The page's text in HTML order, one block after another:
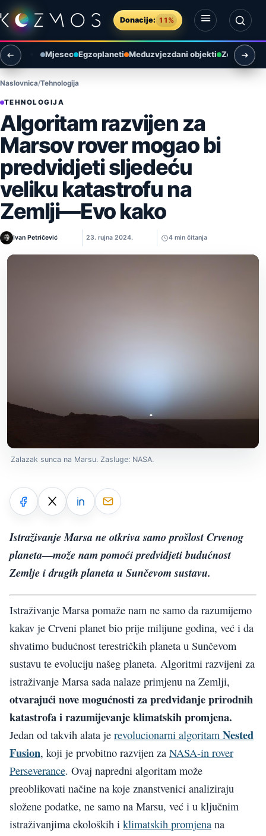
Preskoči na sadržaj
Donacije: 11%
Otvori izbornik
Otvori pretragu
Mjesec Egzoplaneti Međuzvjezdani objekti Zemlja i
Naslovnica Tehnologija
TEHNOLOGIJA
Algoritam razvijen za
Marsov rover mogao bi
predvidjeti sljedeću
veliku katastrofu na
Zemlji—Evo kako
Ivan Petričević 23. rujna 2024. 4 min čitanja
Zalazak sunca na Marsu. Zasluge: NASA.
Istraživanje Marsa ne otkriva samo prošlost Crvenog
planeta—može nam pomoći predvidjeti budućnost
Zemlje i drugih planeta u Sunčevom sustavu.
Istraživanje Marsa pomaže nam ne samo da razumijemo
kakav je Crveni planet bio prije milijune godina, već i da
shvatimo budućnost terestričkih planeta u Sunčevom
sustavu te evoluciju našeg planeta. Algoritmi razvijeni za
istraživanje Marsa sada nalaze primjenu na Zemlji,
otvarajući nove mogućnosti za predviđanje prirodnih
katastrofa i razumijevanje klimatskih promjena.
Jedan od takvih alata je revolucionarni algoritam Nested
Fusion, koji je prvobitno razvijen za NASA-in rover
Perseverance. Ovaj napredni algoritam može
preoblikovati načine na koje znanstvenici analiziraju
složene podatke, ne samo na Marsu, već i u ključnim
istraživanjima ekoloških i klimatskih promjena na